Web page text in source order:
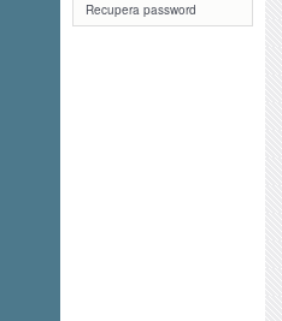
Recupera password